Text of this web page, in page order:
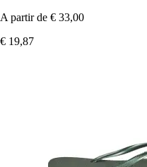
A partir de € 33,00
€ 19,87